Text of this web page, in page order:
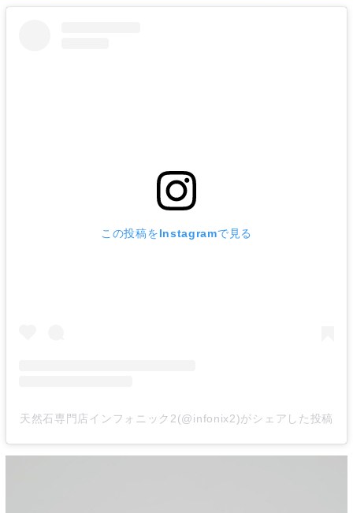
この投稿をInstagramで見る
天然石専門店インフォニック2(@infonix2)がシェアした投稿